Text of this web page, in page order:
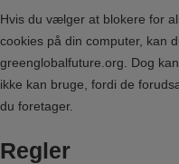
Hvis du vælger at blokere for
cookies på din computer, kan
greenglobalfuture.org. Dog
ikke kan bruge, fordi de
du foretager.
Regler